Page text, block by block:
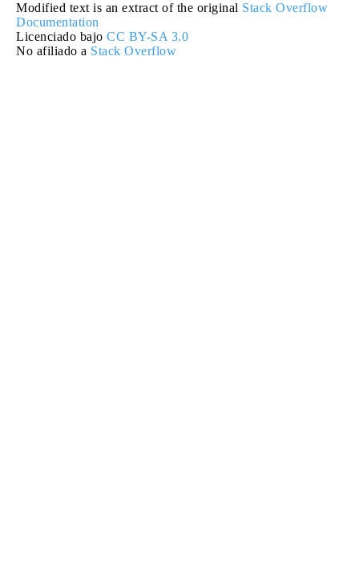
Modified text is an extract of the original Stack Overflow
Documentation
Licenciado bajo CC BY-SA 3.0
No afiliado a Stack Overflow